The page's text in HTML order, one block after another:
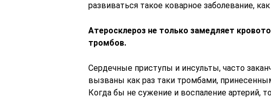
развиваться такое коварное заболевание,
Атеросклероз не только замедляет
тромбов.
Сердечные приступы и инсульты, часто
вызваны как раз таки тромбами,
Когда бы не сужение и воспаление артерий,